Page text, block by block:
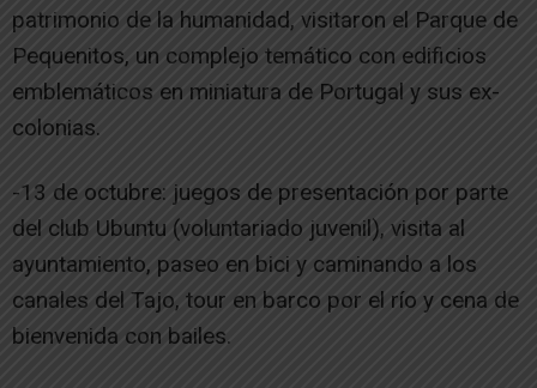
patrimonio de la humanidad, visitaron el Parque de
Pequenitos, un complejo temático con edificios
emblemáticos en miniatura de Portugal y sus ex-
colonias.
-13 de octubre: juegos de presentación por parte
del club Ubuntu (voluntariado juvenil), visita al
ayuntamiento, paseo en bici y caminando a los
canales del Tajo, tour en barco por el río y cena de
bienvenida con bailes.